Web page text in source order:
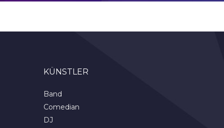
KÜNSTLER
Band
Comedian
DJ